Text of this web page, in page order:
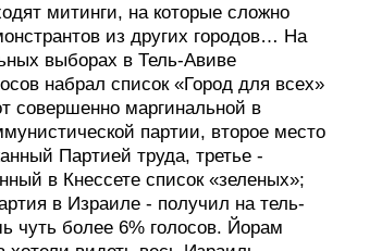
митинги, на которые сложно
из других городов… На
выборах в Тель-Авиве
набрал список «Город для всех»
совершенно маргинальной в
партии, второе место
Партией труда, третье -
в Кнессете список «зеленых»;
в Израиле - получил на тель-
чуть более 6% голосов. Йорам